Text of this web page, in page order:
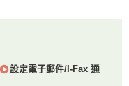
設定電子郵件/I-Fax 通